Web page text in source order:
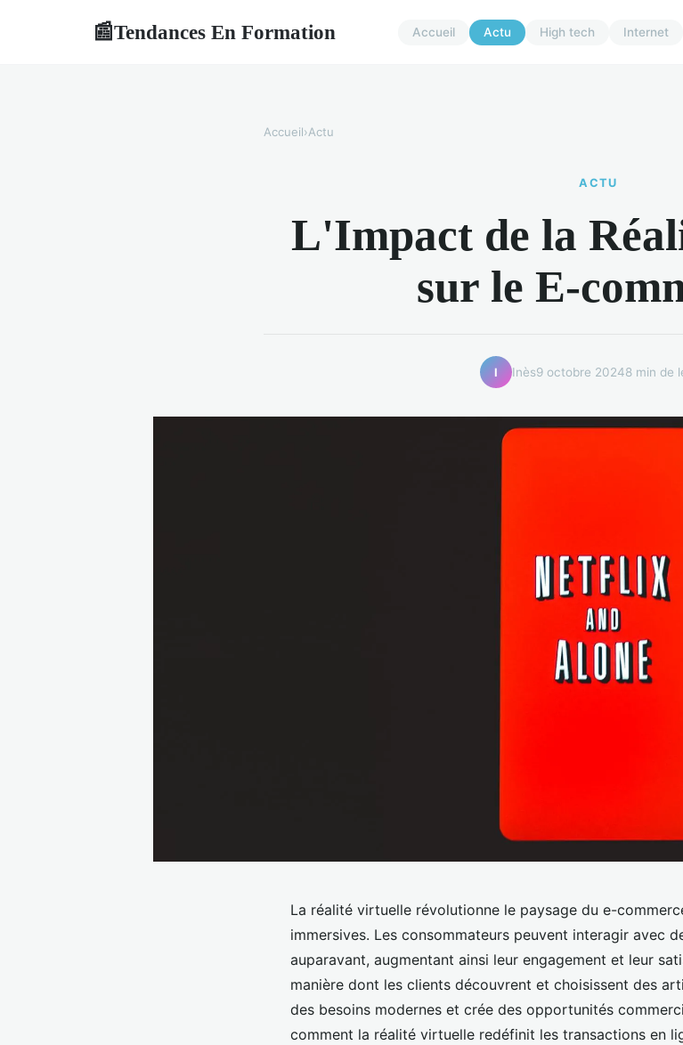
📰Tendances En Formation Accueil Actu High tech Internet
Accueil›Actu
ACTU
L'Impact de la
sur le E-
I Inès9 octobre 20248 min de
La réalité virtuelle révolutionne le paysage du e-
immersives. Les consommateurs peuvent interagir avec
auparavant, augmentant ainsi leur engagement et leur
manière dont les clients découvrent et choisissent des
des besoins modernes et crée des opportunités
comment la réalité virtuelle redéfinit les transactions en